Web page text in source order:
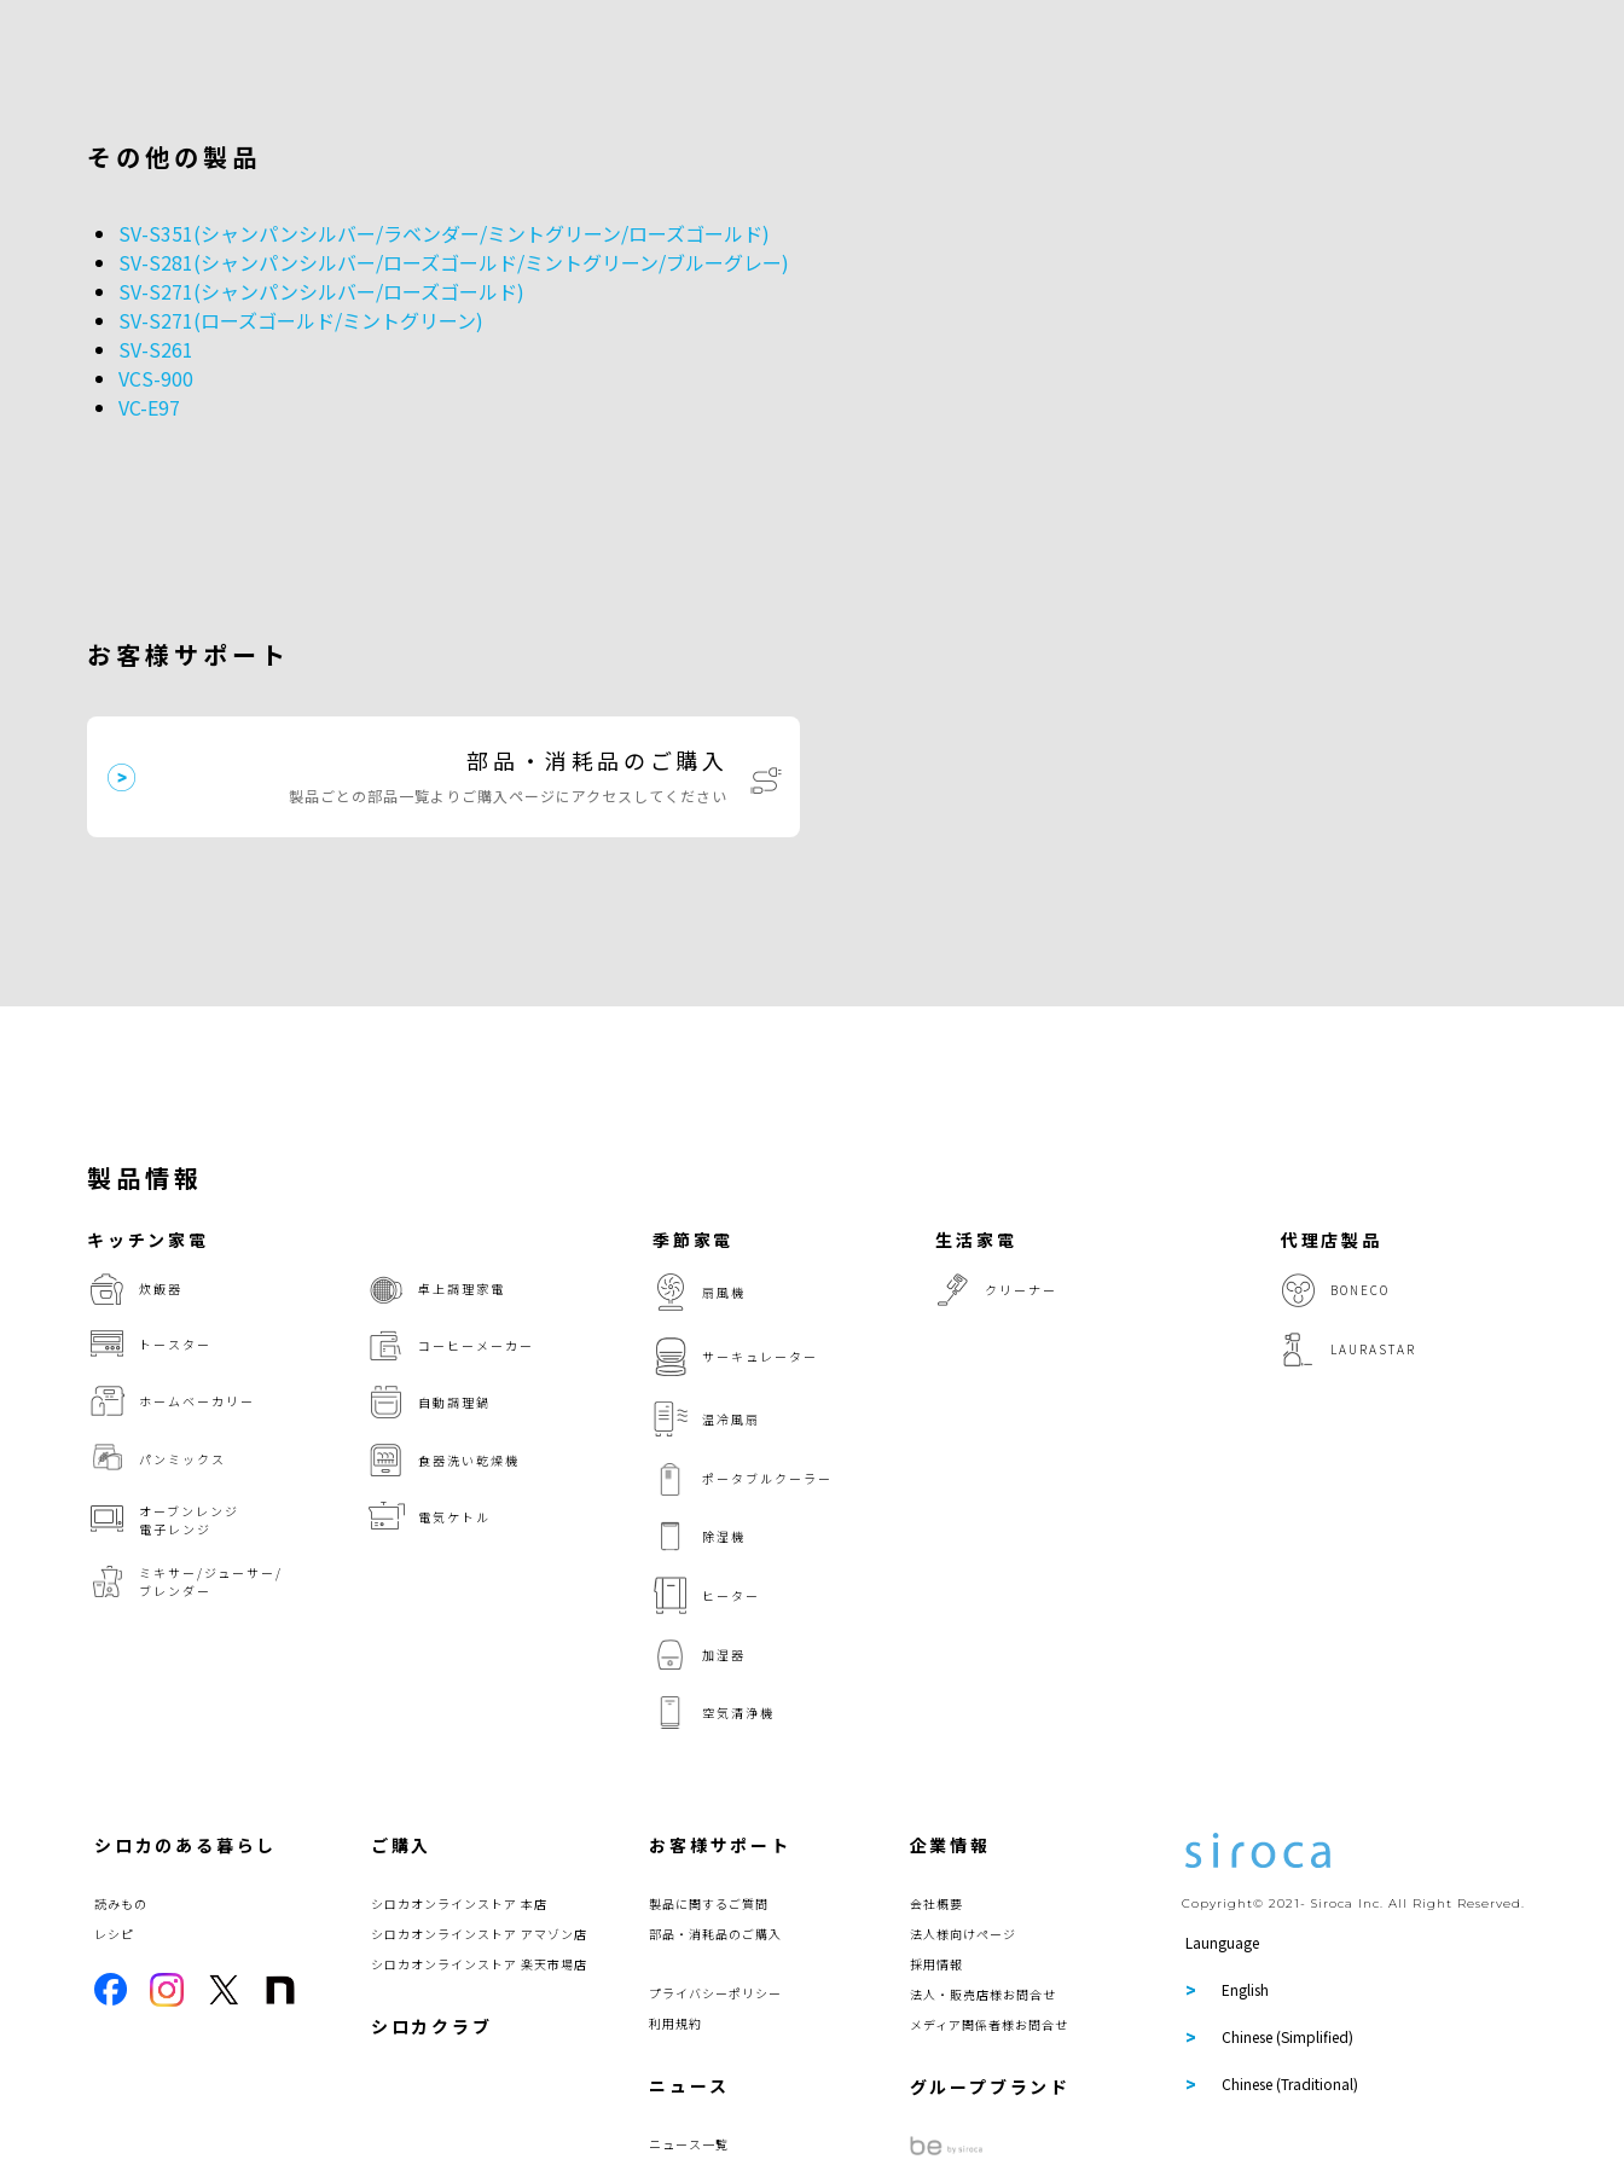
その他の製品
SV-S351(シャンパンシルバー/ラベンダー/ミントグリーン/ローズゴールド)
SV-S281(シャンパンシルバー/ローズゴールド/ミントグリーン/ブルーグレー)
SV-S271(シャンパンシルバー/ローズゴールド)
SV-S271(ローズゴールド/ミントグリーン)
SV-S261
VCS-900
VC-E97
お客様サポート
部品・消耗品のご購入
製品ごとの部品一覧よりご購入ページにアクセスしてください
製品情報
キッチン家電
炊飯器 卓上調理家電
トースター コーヒーメーカー
ホームベーカリー 自動調理鍋
パンミックス 食器洗い乾燥機
オーブンレンジ
電子レンジ
電気ケトル
ミキサー/ジューサー/
ブレンダー
季節家電
扇風機
サーキュレーター
温冷風扇
ポータブルクーラー
除湿機
ヒーター
加湿器
空気清浄機
生活家電
クリーナー
代理店製品
BONECO
LAURASTAR
シロカのある暮らし
読みもの
レシピ
ご購入
シロカオンラインストア 本店
シロカオンラインストア アマゾン店
シロカオンラインストア 楽天市場店
シロカクラブ
お客様サポート
製品に関するご質問
部品・消耗品のご購入
プライバシーポリシー
利用規約
ニュース
ニュース一覧
企業情報
会社概要
法人様向けページ
採用情報
法人・販売店様お問合せ
メディア関係者様お問合せ
グループブランド
Copyright© 2021- Siroca Inc. All Right Reserved.
Launguage
English
Chinese (Simplified)
Chinese (Traditional)